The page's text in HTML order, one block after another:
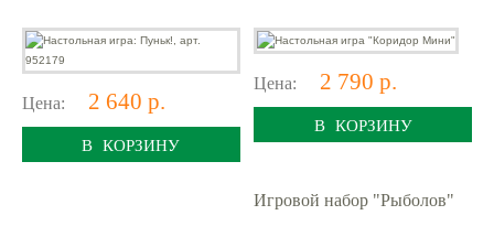
Цена: 2 640 р.
В КОРЗИНУ
Цена: 2 790 р.
В КОРЗИНУ
Игровой набор "Рыболов"